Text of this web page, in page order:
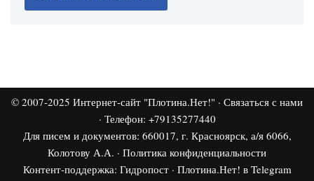
© 2007-2025 Интернет-сайт "Плотина.Нет!" · Связаться с нами
· Телефон: +79135277440
Для писем и документов: 660017, г. Красноярск, а/я 6066,
Колотову А.А. · Политика конфиденциальности
Контент-поддержка: Гидропост· Плотина.Нет! в Telegram